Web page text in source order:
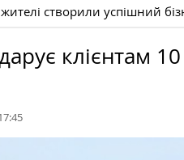
жителі створили успішний
клієнтам